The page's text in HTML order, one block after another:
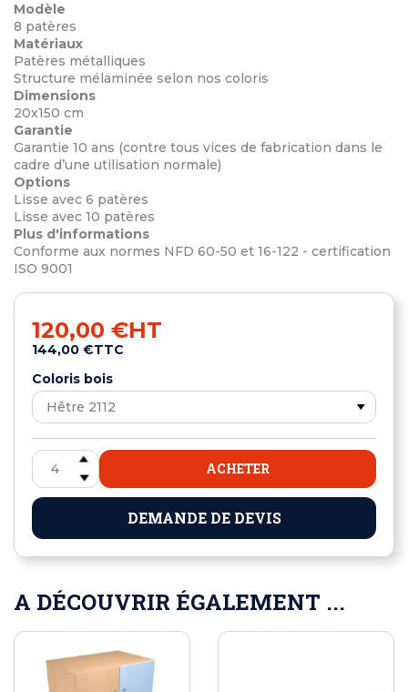
Modèle
8 patères
Matériaux
Patères métalliques
Structure mélaminée selon nos coloris
Dimensions
20x150 cm
Garantie
Garantie 10 ans (contre tous vices de fabrication dans le
cadre d’une utilisation normale)
Options
Lisse avec 6 patères
Lisse avec 10 patères
Plus d'informations
Conforme aux normes NFD 60-50 et 16-122 - certification
ISO 9001
120,00 €HT
144,00 €TTC
Coloris bois
ACHETER
DEMANDE DE DEVIS
A DÉCOUVRIR ÉGALEMENT ...